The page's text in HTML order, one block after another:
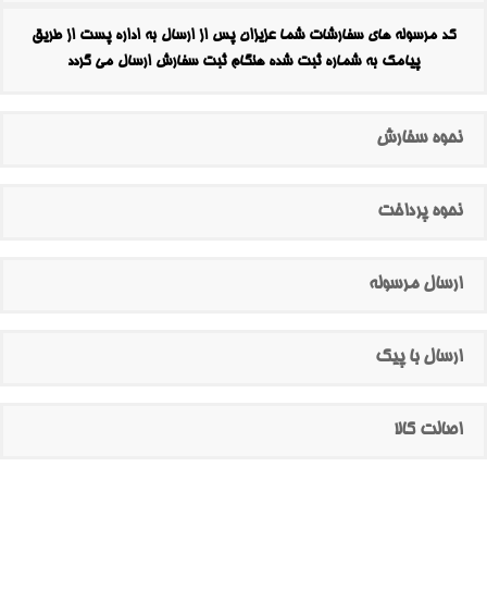
کد مرسوله های سفارشات شما عزیزان پس از ارسال به اداره پست از طریق
پیامک به شماره ثبت شده هنگام ثبت سفارش ارسال می گردد
نحوه سفارش
نحوه پرداخت
ارسال مرسوله
ارسال با پیک
اصالت کالا